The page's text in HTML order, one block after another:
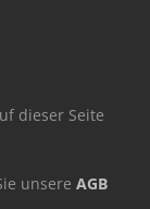
dieser Seite
unsere AGB